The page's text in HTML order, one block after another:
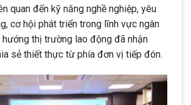
quan đến kỹ năng nghề nghiệp, yêu
cơ hội phát triển trong lĩnh vực ngân
hướng thị trường lao động đã nhận
sẻ thiết thực từ phía đơn vị tiếp đón.